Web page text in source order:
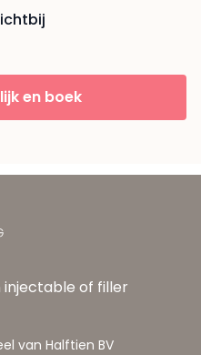
en boek
injectable of filler
van Halftien BV